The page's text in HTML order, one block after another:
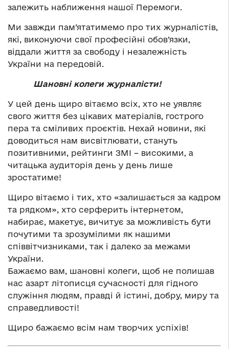
залежить наближення нашої Перемоги.
Ми завжди пам’ятатимемо про тих журналістів,
які, виконуючи свої професійні обов’язки,
віддали життя за свободу і незалежність
України на передовій.
Шановні колеги журналісти!
У цей день щиро вітаємо всіх, хто не уявляє
свого життя без цікавих матеріалів, гострого
пера та сміливих проєктів. Нехай новини, які
доводиться нам висвітлювати, стануть
позитивними, рейтинги ЗМІ – високими, а
читацька аудиторія день у день лише
зростатиме!
Щиро вітаємо і тих, хто «залишається за кадром
та рядком», хто серферить інтернетом,
набирає, макетує, вичитує за можливість бути
почутими та зрозумілими як нашими
співвітчизниками, так і далеко за межами
України.
Бажаємо вам, шановні колеги, щоб не полишав
нас азарт літописця сучасності для гідного
служіння людям, правді й істині, добру, миру та
справедливості!
Щиро бажаємо всім нам творчих успіхів!